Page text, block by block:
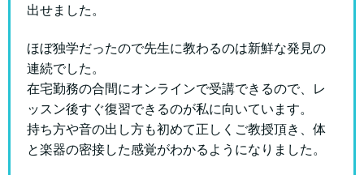
出せました。
ほぼ独学だったので先生に教わるのは新鮮な発見の
連続でした。
在宅勤務の合間にオンラインで受講できるので、レ
ッスン後すぐ復習できるのが私に向いています。
持ち方や音の出し方も初めて正しくご教授頂き、体
と楽器の密接した感覚がわかるようになりました。